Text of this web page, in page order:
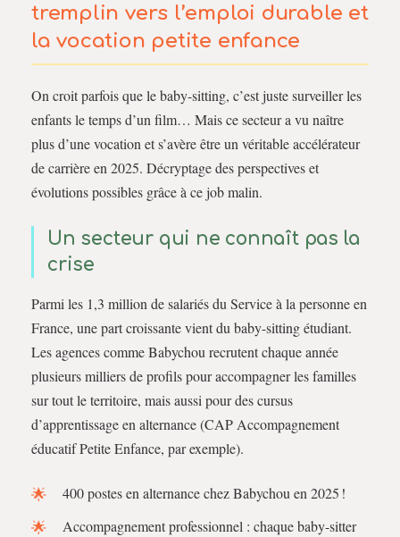
tremplin vers l’emploi durable et
la vocation petite enfance
On croit parfois que le baby-sitting, c’est juste surveiller les
enfants le temps d’un film… Mais ce secteur a vu naître
plus d’une vocation et s’avère être un véritable accélérateur
de carrière en 2025. Décryptage des perspectives et
évolutions possibles grâce à ce job malin.
Un secteur qui ne connaît pas la
crise
Parmi les 1,3 million de salariés du Service à la personne en
France, une part croissante vient du baby-sitting étudiant.
Les agences comme Babychou recrutent chaque année
plusieurs milliers de profils pour accompagner les familles
sur tout le territoire, mais aussi pour des cursus
d’apprentissage en alternance (CAP Accompagnement
éducatif Petite Enfance, par exemple).
400 postes en alternance chez Babychou en 2025 !
Accompagnement professionnel : chaque baby-sitter